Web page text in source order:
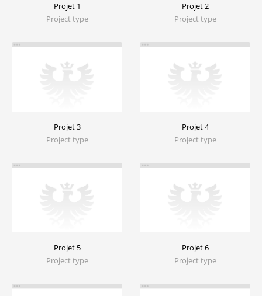
Projet 1
Project type
Projet 2
Project type
Projet 3
Project type
Projet 4
Project type
Projet 5
Project type
Projet 6
Project type